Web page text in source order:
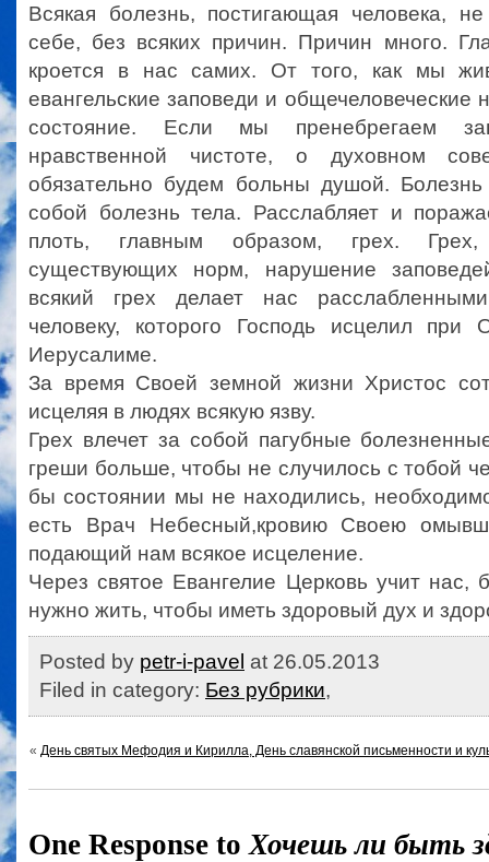
Всякая болезнь, постигающая человека,
себе, без всяких причин. Причин много.
кроется в нас самих. От того, как мы
евангельские заповеди и
состояние. Если мы пренебрегаем
нравственной чистоте, о духовном
обязательно будем больны душой.
собой болезнь тела. Расслабляет и
плоть, главным образом, грех.
существующих норм, нарушение
всякий грех делает нас
человеку, которого Господь исцелил при
Иерусалиме.
За время Своей земной жизни Христос
исцеляя в людях всякую язву.
Грех влечет за собой пагубные
греши больше, чтобы не случилось с тобой
бы состоянии мы не находились,
есть Врач Небесный,кровию Своею
подающий нам всякое исцеление.
Через святое Евангелие Церковь учит нас,
нужно жить, чтобы иметь здоровый дух и
Posted by petr-i-pavel at 26.05.2013
Filed in category: Без рубрики,
« День святых Мефодия и Кирилла, День славянской письменности и
One Response toХочешь ли быть